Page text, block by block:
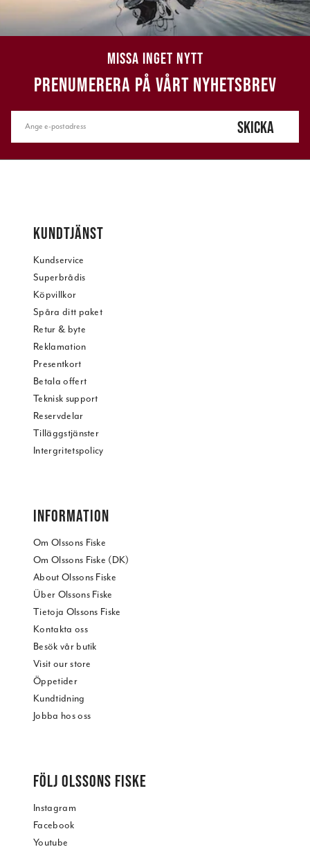
MISSA INGET NYTT
PRENUMERERA PÅ VÅRT NYHETSBREV
SKICKA
KUNDTJÄNST
Kundservice
Superbrådis
Köpvillkor
Spåra ditt paket
Retur & byte
Reklamation
Presentkort
Betala offert
Teknisk support
Reservdelar
Tilläggstjänster
Intergritetspolicy
INFORMATION
Om Olssons Fiske
Om Olssons Fiske (DK)
About Olssons Fiske
Über Olssons Fiske
Tietoja Olssons Fiske
Kontakta oss
Besök vår butik
Visit our store
Öppetider
Kundtidning
Jobba hos oss
FÖLJ OLSSONS FISKE
Instagram
Facebook
Youtube